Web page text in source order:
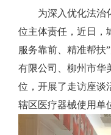
互动回应
数据专题
为深入优化法治
位主体责任，近日，
服务靠前、精准帮扶
有限公司、柳州市华
位，开展了走访座谈
辖区医疗器械使用单